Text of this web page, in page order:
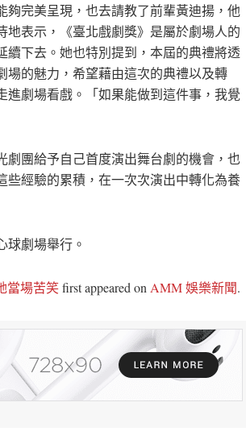
完美呈現，也去請教了前輩黃迪揚，他
表示，《臺北戲劇獎》是屬於劇場人的
續下去。她也特別提到，本屆的典禮將透
場的魅力，希望藉由這次的典禮以及轉
劇場看戲。「如果能做到這件事，我覺
團給予自己首度演出舞台劇的機會，也
些經驗的累積，在一次次演出中轉化為養
球劇場舉行。
當場苦笑first appeared on AMM 娛樂新聞.